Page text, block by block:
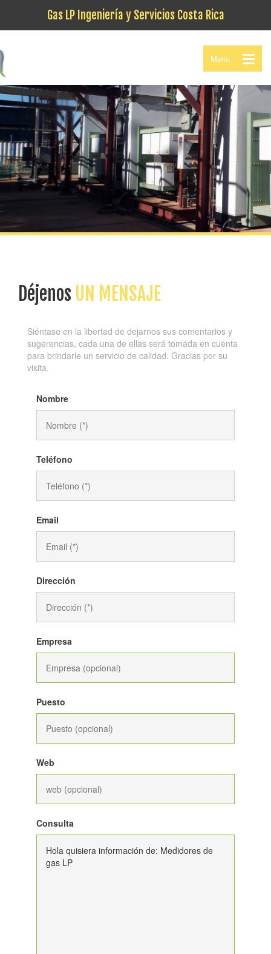
Gas LP Ingeniería y Servicios Costa Rica
Menu
Déjenos UN MENSAJE
Siéntase en la libertad de dejarnos sus comentarios y
sugerencias, cada una de ellas será tomada en cuenta
para brindarle un servicio de calidad. Gracias por su
visita.
Nombre
Teléfono
Email
Dirección
Empresa
Puesto
Web
Consulta